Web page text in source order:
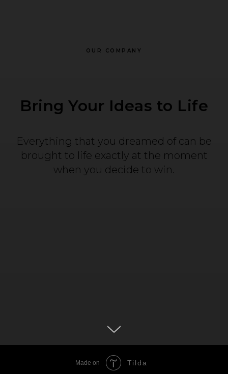
OUR COMPANY
Bring Your Ideas to Life
Everything that you dreamed of can be
brought to life exactly at the moment
when you decide to win.
Made on Tilda